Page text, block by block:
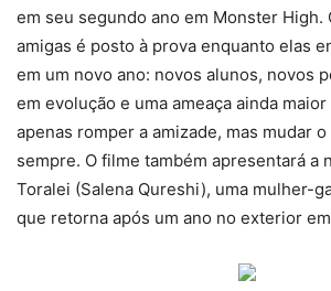
em seu segundo ano em Monster High.
amigas é posto à prova enquanto elas
em um novo ano: novos alunos, novos
em evolução e uma ameaça ainda
apenas romper a amizade, mas mudar
sempre. O filme também apresentará a
Toralei (Salena Qureshi), uma mulher-
que retorna após um ano no exterior